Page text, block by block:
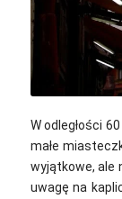
W odległości
małe
wyjątkowe, ale
uwagę na